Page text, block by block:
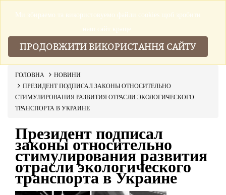
ГОЛОВНА
НОВИНИ
ПРЕЗИДЕНТ ПОДПИСАЛ ЗАКОНЫ ОТНОСИТЕЛЬНО
СТИМУЛИРОВАНИЯ РАЗВИТИЯ ОТРАСЛИ ЭКОЛОГИЧЕСКОГО
ТРАНСПОРТА В УКРАИНЕ
Президент подписал
законы относительно
стимулирования развития
отрасли экологического
транспорта в Украине
Ми збираемо та використовуемо файли cookies щоб зробити
наш сайт краще.
ПРОДОВЖИТИ ВИКОРИСТАННЯ САЙТУ